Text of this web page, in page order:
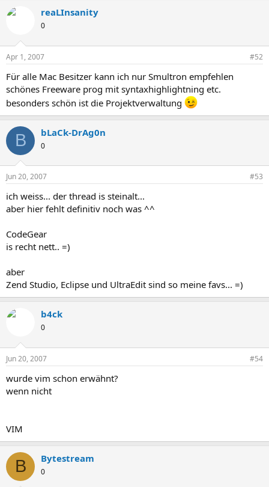
reaLInsanity
0
Apr 1, 2007 #52
Für alle Mac Besitzer kann ich nur Smultron empfehlen
schönes Freeware prog mit syntaxhighlightning etc.
besonders schön ist die Projektverwaltung
B bLaCk-DrAg0n
0
Jun 20, 2007 #53
ich weiss... der thread is steinalt...
aber hier fehlt definitiv noch was ^^
CodeGear
is recht nett.. =)
aber
Zend Studio, Eclipse und UltraEdit sind so meine favs... =)
b4ck
0
Jun 20, 2007 #54
wurde vim schon erwähnt?
wenn nicht
VIM
B Bytestream
0